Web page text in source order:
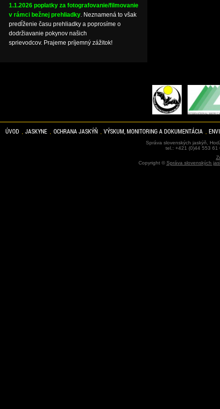
1.1.2026 poplatky za fotografovanie/filmovanie
v rámci bežnej prehliadky. Neznamená to však
predĺženie času prehliadky a poprosíme o
dodržiavanie pokynov našich
sprievodcov. Prajeme príjemný zážitok!
ÚVOD JASKYNE OCHRANA JASKÝŇ VÝSKUM, MONITORING A DOKUMENTÁCIA
Správa slovenských jaskýň,
tel.: +421 (0)44 553
Copyright ©Správa slovenských